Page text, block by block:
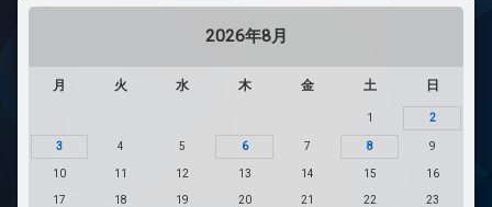
2026年8月
月 火 水 木 金 土 日
1 2
3 4 5 6 7 8 9
10 11 12 13 14 15 16
17 18 19 20 21 22 23